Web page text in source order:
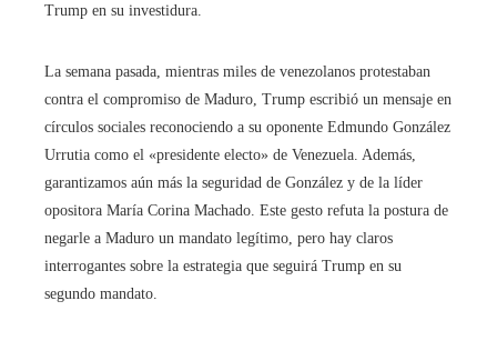
Trump en su investidura.
La semana pasada, mientras miles de venezolanos protestaban
contra el compromiso de Maduro, Trump escribió un mensaje en
círculos sociales reconociendo a su oponente Edmundo González
Urrutia como el «presidente electo» de Venezuela. Además,
garantizamos aún más la seguridad de González y de la líder
opositora María Corina Machado. Este gesto refuta la postura de
negarle a Maduro un mandato legítimo, pero hay claros
interrogantes sobre la estrategia que seguirá Trump en su
segundo mandato.